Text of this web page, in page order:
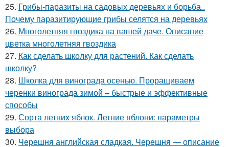
25. Грибы-паразиты на садовых деревьях и борьба..
Почему паразитирующие грибы селятся на деревьях
26. Многолетняя гвоздика на вашей даче. Описание
цветка многолетняя гвоздика
27. Как сделать школку для растений. Как сделать
школку?
28. Школка для винограда осенью. Проращиваем
черенки винограда зимой – быстрые и эффективные
способы
29. Сорта летних яблок. Летние яблони: параметры
выбора
30. Черешня английская сладкая. Черешня — описание